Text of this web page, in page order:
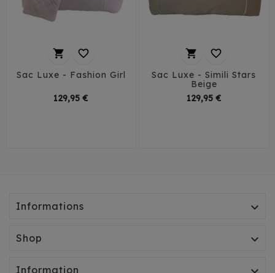
 
Sac Luxe - Fashion Girl
129,95 €
 
Sac Luxe - Simili Stars
Beige
129,95 €Prix
Informations 
Shop 
Information